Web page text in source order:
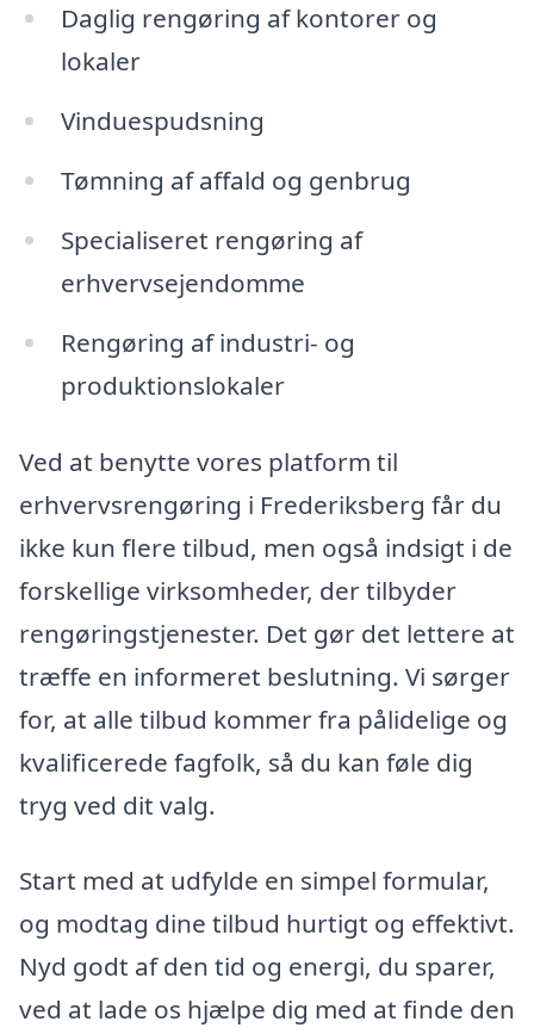
Daglig rengøring af kontorer og
lokaler
Vinduespudsning
Tømning af affald og genbrug
Specialiseret rengøring af
erhvervsejendomme
Rengøring af industri- og
produktionslokaler
Ved at benytte vores platform til
erhvervsrengøring i Frederiksberg får du
ikke kun flere tilbud, men også indsigt i de
forskellige virksomheder, der tilbyder
rengøringstjenester. Det gør det lettere at
træffe en informeret beslutning. Vi sørger
for, at alle tilbud kommer fra pålidelige og
kvalificerede fagfolk, så du kan føle dig
tryg ved dit valg.
Start med at udfylde en simpel formular,
og modtag dine tilbud hurtigt og effektivt.
Nyd godt af den tid og energi, du sparer,
ved at lade os hjælpe dig med at finde den